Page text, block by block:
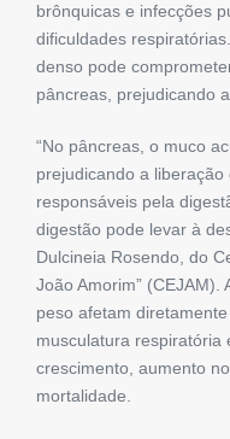
brônquicas e infecções
dificuldades
denso pode
pâncreas, prejudicando
“No pâncreas, o muco
prejudicando a
responsáveis pela
digestão pode levar à
Dulcineia Rosendo, do
João Amorim”
peso afetam
musculatura respiratória
crescimento, aumento
mortalidade.